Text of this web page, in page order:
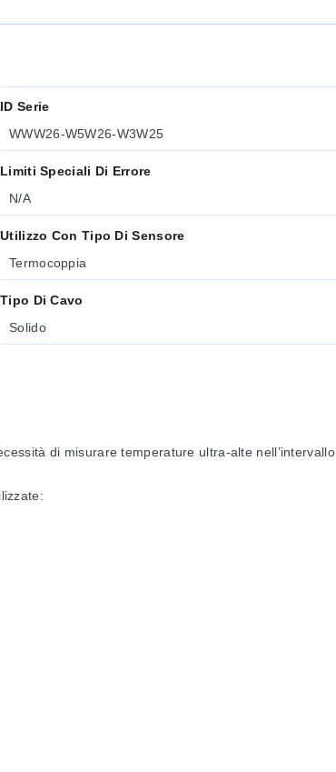
ID Serie
WWW26-W5W26-W3W25
Limiti Speciali Di Errore
N/A
Utilizzo Con Tipo Di Sensore
Termocoppia
Tipo Di Cavo
Solido
di misurare temperature ultra-alte nell’intervallo
negativo abbinato.